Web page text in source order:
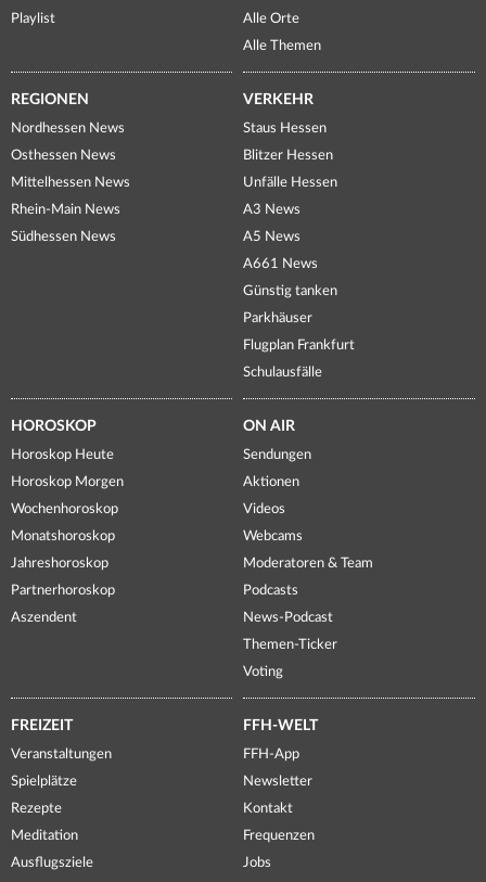
Playlist
Alle Orte
Alle Themen
REGIONEN
Nordhessen News
Osthessen News
Mittelhessen News
Rhein-Main News
Südhessen News
VERKEHR
Staus Hessen
Blitzer Hessen
Unfälle Hessen
A3 News
A5 News
A661 News
Günstig tanken
Parkhäuser
Flugplan Frankfurt
Schulausfälle
HOROSKOP
Horoskop Heute
Horoskop Morgen
Wochenhoroskop
Monatshoroskop
Jahreshoroskop
Partnerhoroskop
Aszendent
ON AIR
Sendungen
Aktionen
Videos
Webcams
Moderatoren & Team
Podcasts
News-Podcast
Themen-Ticker
Voting
FREIZEIT
Veranstaltungen
Spielplätze
Rezepte
Meditation
Ausflugsziele
FFH-WELT
FFH-App
Newsletter
Kontakt
Frequenzen
Jobs